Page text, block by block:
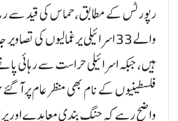
رپورٹس کے مطابق، حماس کی قید سے
والے 33 اسرائیلی یرغمالیوں کی
فلسطینیوں کے نام بھی منظر عام پر آ
واضح رہے کہ جنگ بندی معاہدے اور